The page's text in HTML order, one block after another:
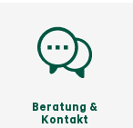
Beratung &
Kontakt